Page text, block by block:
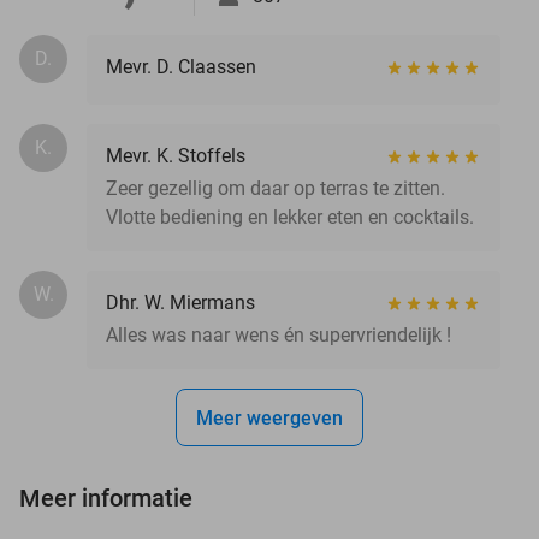
D. Mevr. D. Claassen
K.
Mevr. K. Stoffels
Zeer gezellig om daar op terras te zitten.
Vlotte bediening en lekker eten en cocktails.
W.
Dhr. W. Miermans
Alles was naar wens én supervriendelijk !
Meer weergeven
Meer informatie